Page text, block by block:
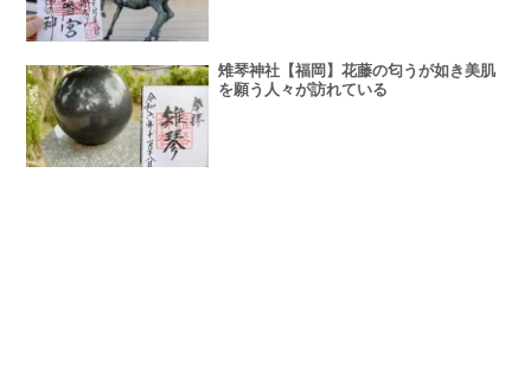
雉琴神社【福岡】花藤の匂うが如き美肌
を願う人々が訪れている